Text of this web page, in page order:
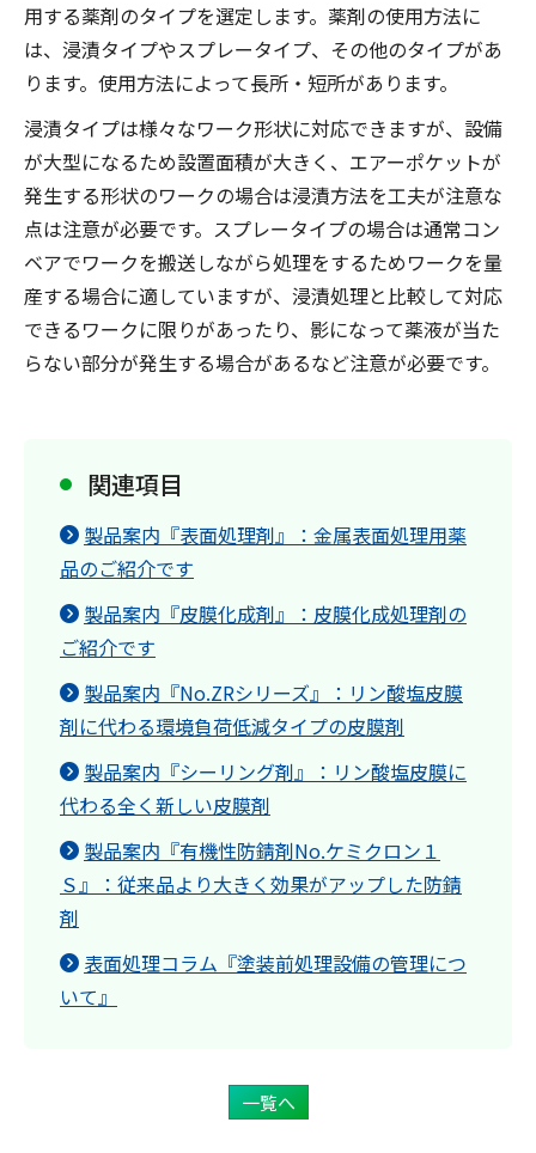
用する薬剤のタイプを選定します。薬剤の使用方法に
は、浸漬タイプやスプレータイプ、その他のタイプがあ
ります。使用方法によって長所・短所があります。
浸漬タイプは様々なワーク形状に対応できますが、設備
が大型になるため設置面積が大きく、エアーポケットが
発生する形状のワークの場合は浸漬方法を工夫が注意な
点は注意が必要です。スプレータイプの場合は通常コン
ベアでワークを搬送しながら処理をするためワークを量
産する場合に適していますが、浸漬処理と比較して対応
できるワークに限りがあったり、影になって薬液が当た
らない部分が発生する場合があるなど注意が必要です。
関連項目
製品案内『表面処理剤』：金属表面処理用薬
品のご紹介です
製品案内『皮膜化成剤』：皮膜化成処理剤の
ご紹介です
製品案内『No.ZRシリーズ』：リン酸塩皮膜
剤に代わる環境負荷低減タイプの皮膜剤
製品案内『シーリング剤』：リン酸塩皮膜に
代わる全く新しい皮膜剤
製品案内『有機性防錆剤No.ケミクロン１
Ｓ』：従来品より大きく効果がアップした防錆
剤
表面処理コラム『塗装前処理設備の管理につ
いて』
一覧へ